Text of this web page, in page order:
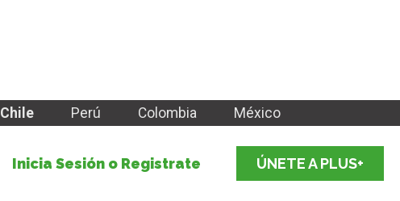
Chile Perú Colombia México
Inicia Sesión o Registrate ÚNETE A PLUS+